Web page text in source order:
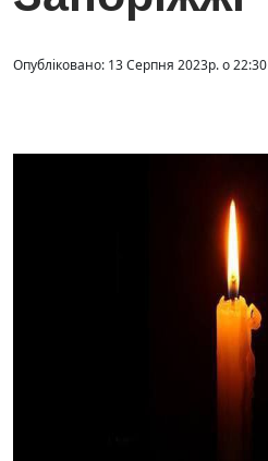
Опубліковано: 13 Серпня 2023р. о 22:30